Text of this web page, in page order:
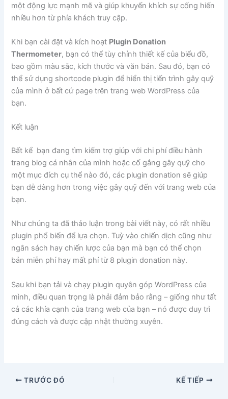
một động lực mạnh mẽ và giúp khuyến khích sự cống hiến
nhiều hơn từ phía khách truy cập.
Khi bạn cài đặt và kích hoạt Plugin Donation
Thermometer, bạn có thể tùy chỉnh thiết kế của biểu đồ,
bao gồm màu sắc, kích thước và văn bản. Sau đó, bạn có
thể sử dụng shortcode plugin để hiển thị tiến trình gây quỹ
của mình ở bất cứ page trên trang web WordPress của
bạn.
Kết luận
Bất kể bạn đang tìm kiếm trợ giúp với chi phí điều hành
trang blog cá nhân của mình hoặc cố gắng gây quỹ cho
một mục đích cụ thể nào đó, các plugin donation sẽ giúp
bạn dễ dàng hơn trong việc gây quỹ đến với trang web của
bạn.
Như chúng ta đã thảo luận trong bài viết này, có rất nhiều
plugin phổ biến để lựa chọn. Tuỳ vào chiến dịch cũng như
ngân sách hay chiến lược của bạn mà bạn có thể chọn
bản miễn phí hay mất phí từ 8 plugin donation này.
Sau khi bạn tải và chạy plugin quyên góp WordPress của
mình, điều quan trọng là phải đảm bảo rằng – giống như tất
cả các khía cạnh của trang web của bạn – nó được duy trì
đúng cách và được cập nhật thường xuyên.
TRƯỚC ĐÓ KẾ TIẾP